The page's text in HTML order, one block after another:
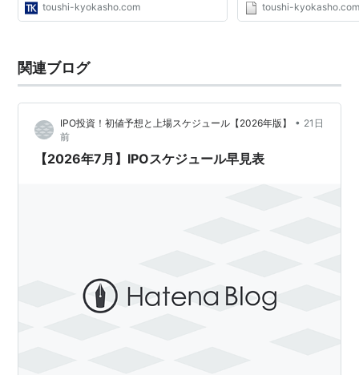
toushi-kyokasho.com toushi-
関連ブログ
IPO投資！初値予想と上場スケジュール【2026年版】 • 21日
前
【2026年7月】IPOスケジュール早見表